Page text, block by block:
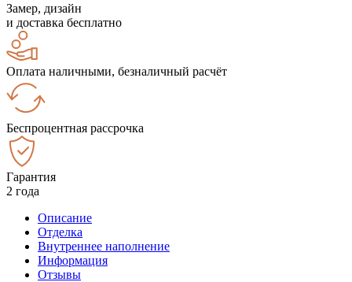
Замер, дизайн
и доставка бесплатно
Оплата наличными, безналичный расчёт
Беспроцентная рассрочка
Гарантия
2 года
Описание
Отделка
Внутреннее наполнение
Информация
Отзывы